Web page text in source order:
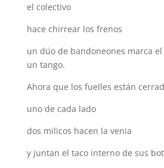
el colectivo
hace chirrear los frenos
un dúo de bandoneones marca
un tango.
Ahora que los fuelles están
uno de cada lado
dos milicos hacen la venia
y juntan el taco interno de sus